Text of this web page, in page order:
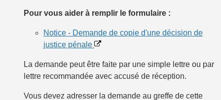
Pour vous aider à remplir le formulaire :
Notice - Demande de copie d'une décision de
justice pénale
La demande peut être faite par une simple lettre ou par
lettre recommandée avec accusé de réception.
Vous devez adresser la demande au greffe de cette